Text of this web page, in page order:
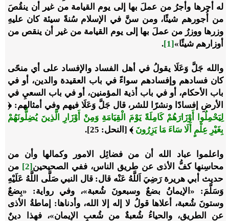
له أجرها وأجرُ من عملَ بها إلى يوم القيامة من غير أن ينقُصَ
من أُجورهم شيئًا، ومن سنَّ في الإسلام سُنةً سيئة كان عليهِ
وزرها ووزرُ من عملَ بها إلى يوم القيامة من غير أن ينقص من
أوزارهم شيئًا»[1]
.
والله جَلَّ وَعَلَا يقولُ في أهل الفساد والإفساد على أي منحًى
كان فسادهم وإفسادهم سواءً في باب العقيدة والدين، أو في
باب الأحكام، أو في باب أذية المؤمنين، أو في باب السعيِ في
الأرضِ إفسادًا ونشرًا للشر، قال جَلَّ وَعَلَا فيهم وفي أمثالهم: ﴿
لِيَحْمِلُوا أَوْزَارَهُمْكَامِلَةًيَوْمَ الْقِيَامَةِ وَمِنْ أَوْزَارِ الَّذِينَ يُضِلُّونَهُمْ
بِغَيْرِ عِلْمٍ أَلَا سَاءَ مَا يَزِرُونَ ﴾ [النحل: 25].
واعلموا عباد الله أن من فضائِل الامور وكمالها وأن من
محاسِنها كفُّ الأذى عن طريق الناس، ففي الصحيحين[2]
من
حديث أبي هريرة رَضِيَ اَللَّهُ عَنْه قال: قال النبي صَلَّى اللَّهُ عَلَيْهِ
وَسَلَّمَ: «الإيمانُ بضعٌ وسبعونَ شُعبة»، وفي رواية: «بِضعٌ
وستونَ شُعبة، أعلاها قولُ لا إله إلا الله، وأدناها: إماطةُ الأذى
عن الطريق، والحياءُ شُعبةٌ من شُعبِ الإيمان»، فهذا دينٌ